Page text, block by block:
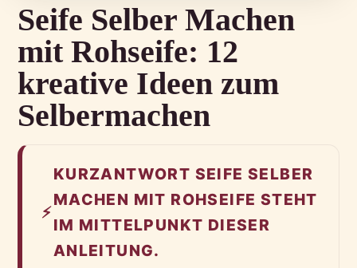
Seife Selber Machen
mit Rohseife: 12
kreative Ideen zum
Selbermachen
⚡
KURZANTWORT SEIFE SELBER
MACHEN MIT ROHSEIFE STEHT
IM MITTELPUNKT DIESER
ANLEITUNG.